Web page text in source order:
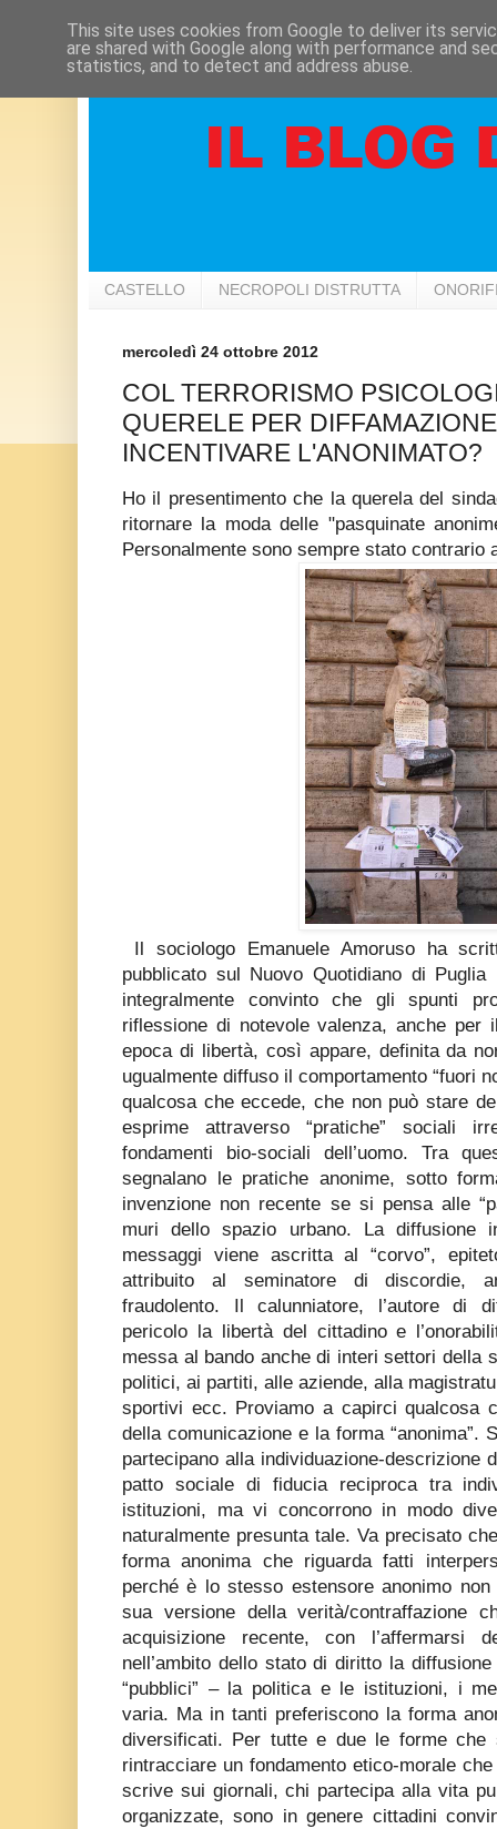
CASTELLO NECROPOLI DISTRUTTA
mercoledì 24 ottobre 2012
COL TERRORISMO
QUERELE PER
INCENTIVARE L'ANONIMATO?
Ho il presentimento che la querela del
ritornare la moda delle "pasquinate
Personalmente sono sempre stato contrario
Il sociologo Emanuele Amoruso ha
pubblicato sul Nuovo Quotidiano di
integralmente convinto che gli spunti
riflessione di notevole valenza, anche per
epoca di libertà, così appare, definita da
ugualmente diffuso il comportamento “fuori
qualcosa che eccede, che non può stare
esprime attraverso “pratiche” sociali
fondamenti bio-sociali dell’uomo. Tra
segnalano le pratiche anonime, sotto
invenzione non recente se si pensa alle
muri dello spazio urbano. La diffusione
messaggi viene ascritta al “corvo”,
attribuito al seminatore di discordie,
fraudolento. Il calunniatore, l’autore di
pericolo la libertà del cittadino e
messa al bando anche di interi settori della
politici, ai partiti, alle aziende, alla
sportivi ecc. Proviamo a capirci qualcosa
della comunicazione e la forma “anonima”.
partecipano alla individuazione-descrizione
patto sociale di fiducia reciproca tra
istituzioni, ma vi concorrono in modo
naturalmente presunta tale. Va precisato
forma anonima che riguarda fatti
perché è lo stesso estensore anonimo
sua versione della verità/contraffazione
acquisizione recente, con l’affermarsi
nell’ambito dello stato di diritto la
“pubblici” – la politica e le istituzioni, i
varia. Ma in tanti preferiscono la forma
diversificati. Per tutte e due le forme che
rintracciare un fondamento etico-morale
scrive sui giornali, chi partecipa alla vita
organizzate, sono in genere cittadini
This site uses cookies from Google to deliver its
are shared with Google along with performance and
statistics, and to detect and address abuse.